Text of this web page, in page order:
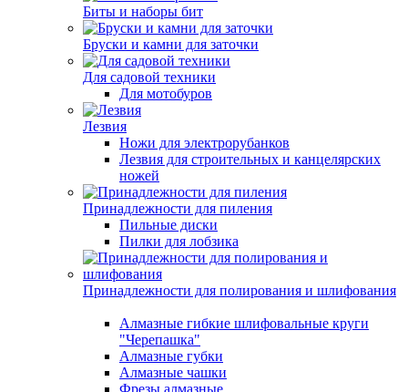
Биты и наборы бит
Бруски и камни для заточки
Для садовой техники
Для мотобуров
Лезвия
Ножи для электрорубанков
Лезвия для строительных и канцелярских
ножей
Принадлежности для пиления
Пильные диски
Пилки для лобзика
Принадлежности для полирования и шлифования
Алмазные гибкие шлифовальные круги
"Черепашка"
Алмазные губки
Алмазные чашки
Фрезы алмазные